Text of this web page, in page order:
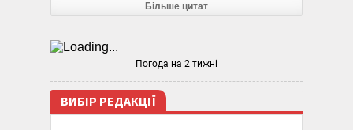
Більше цитат
Погода на 2 тижні
ВИБІР РЕДАКЦІЇ